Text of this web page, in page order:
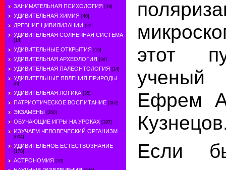
ЗАНИМАТЕЛЬНАЯ ПСИХОЛОГИЯ [19]
УДИВИТЕЛЬНАЯ ХИМИЯ [40]
ДРЕВНИЕ ЦИВИЛИЗАЦИИ [22]
УДИВИТЕЛЬНАЯ СОЛНЕЧНАЯ СИСТЕМА
[14]
УДИВИТЕЛЬНЫЕ ОТКРЫТИЯ [15]
УДИВИТЕЛЬНАЯ АРХЕОЛОГИЯ [39]
УДИВИТЕЛЬНАЯ ПАЛЕОНТОЛОГИЯ [14]
УДИВИТЕЛЬНЫЕ ЯВЛЕНИЯ ПРИРОДЫ
[0]
УДИВИТЕЛЬНАЯ ЛОГИКА [35]
ПАТРИОТИЧЕСКОЕ ВОСПИТАНИЕ [362]
ЭКЗАМЕНЫ [260]
ОБУЧАЮЩИЕ ИГРЫ НА УРОКАХ [197]
ИЗУЧАЕМ ЧЕЛОВЕЧЕСКИЙ ОРГАНИЗМ
[604]
УДИВИТЕЛЬНОЕ ЕСТЕСТВОЗНАНИЕ
[178]
АСТРОНОМИЯ [70]
этот
ученый
Ефрем
Если